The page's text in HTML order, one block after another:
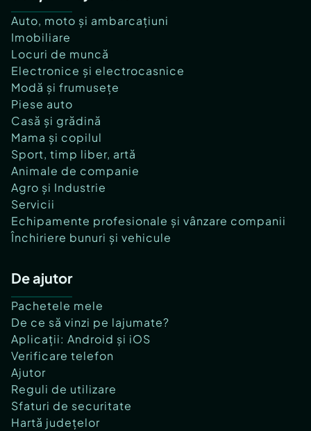
Auto, moto și ambarcațiuni
Imobiliare
Locuri de muncă
Electronice și electrocasnice
Modă și frumusețe
Piese auto
Casă și grădină
Mama și copilul
Sport, timp liber, artă
Animale de companie
Agro și Industrie
Servicii
Echipamente profesionale și vânzare companii
Închiriere bunuri și vehicule
De ajutor
Pachetele mele
De ce să vinzi pe lajumate?
Aplicații: Android și iOS
Verificare telefon
Ajutor
Reguli de utilizare
Sfaturi de securitate
Hartă județelor